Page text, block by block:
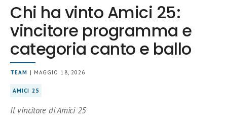
Chi ha vinto Amici 25:
vincitore programma e
categoria canto e ballo
TEAM | MAGGIO 18, 2026
AMICI 25
Il vincitore di Amici 25